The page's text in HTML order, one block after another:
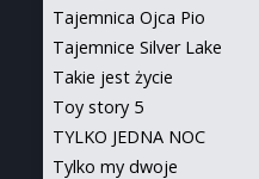
Tajemnica Ojca Pio
Tajemnice Silver Lake
Takie jest życie
Toy story 5
TYLKO JEDNA NOC
Tylko my dwoje